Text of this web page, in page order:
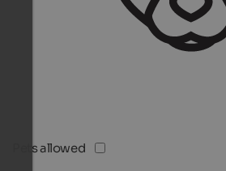
Pets allowed